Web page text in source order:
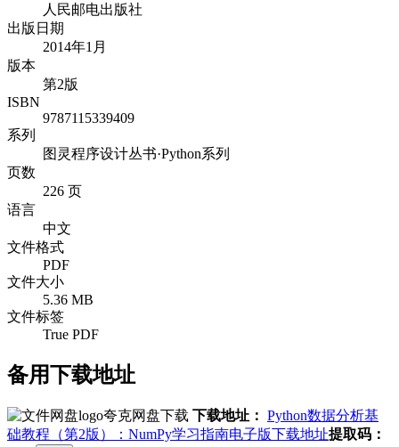
人民邮电出版社
出版日期
2014年1月
版本
第2版
ISBN
9787115339409
系列
图灵程序设计丛书·Python系列
页数
226 页
语言
中文
文件格式
PDF
文件大小
5.36 MB
文件标签
True PDF
备用下载地址
夸克网盘下载 下载地址： Python数据分析基
础教程（第2版）：NumPy学习指南电子版下载地址提取码：